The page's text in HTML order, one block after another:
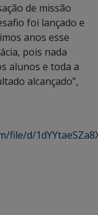
de missão
foi lançado e
anos esse
pois nada
alunos e toda a
alcançado”,
file/d/